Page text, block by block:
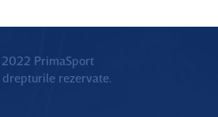
PrimaSport
drepturile rezervate.